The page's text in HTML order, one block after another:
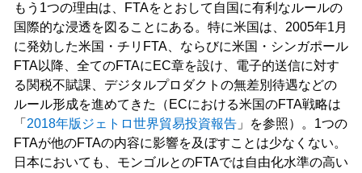
もう1つの理由は、FTAをとおして自国に有利なルールの
国際的な浸透を図ることにある。特に米国は、2005年1月
に発効した米国・チリFTA、ならびに米国・シンガポール
FTA以降、全てのFTAにEC章を設け、電子的送信に対す
る関税不賦課、デジタルプロダクトの無差別待遇などの
ルール形成を進めてきた（ECにおける米国のFTA戦略は
「 2018年版ジェトロ世界貿易投資報告」を参照）。1つの
FTAが他のFTAの内容に影響を及ぼすことは少なくない。
日本においても、モンゴルとのFTAでは自由化水準の高い